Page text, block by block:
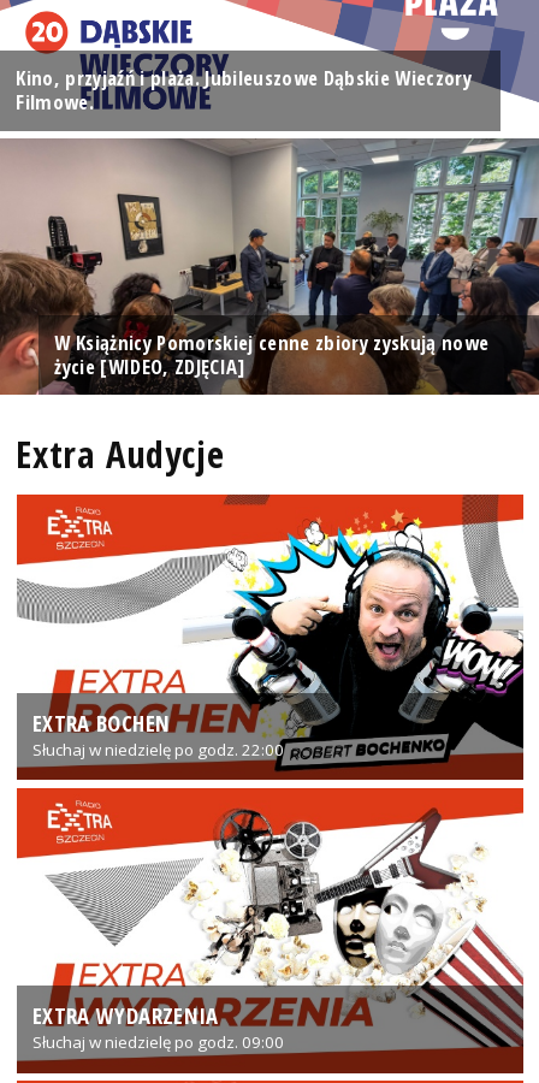
Kino, przyjaźń i plaża. Jubileuszowe Dąbskie Wieczory
Filmowe.
W Książnicy Pomorskiej cenne zbiory zyskują nowe
życie [WIDEO, ZDJĘCIA]
Extra Audycje
EXTRA BOCHEN
Słuchaj w niedzielę po godz. 22:00
EXTRA WYDARZENIA
Słuchaj w niedzielę po godz. 09:00